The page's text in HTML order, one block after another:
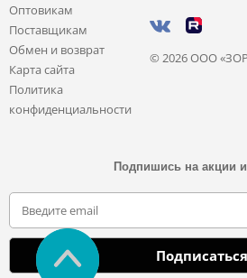
Оптовикам
Поставщикам
Обмен и возврат
Карта сайта
Политика
конфиденциальности
© 2026 ООО
Подпишись на акции